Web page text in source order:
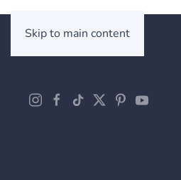
Skip to main content